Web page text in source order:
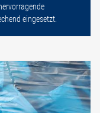
eingesetzt.